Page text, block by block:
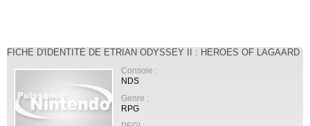
FICHE D'IDENTITÉ DE ETRIAN ODYSSEY II : HEROES OF LAGAARD
Console :
NDS
Genre :
RPG